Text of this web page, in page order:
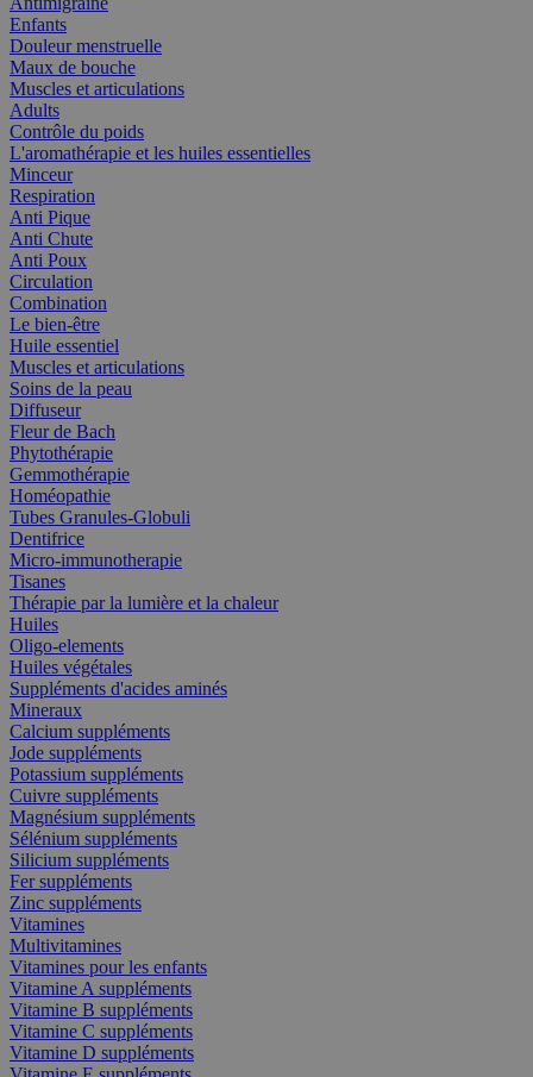
Enfants
Douleur menstruelle
Maux de bouche
Muscles et articulations
Adults
Contrôle du poids
L'aromathérapie et les huiles essentielles
Minceur
Respiration
Anti Pique
Anti Chute
Anti Poux
Circulation
Combination
Le bien-être
Huile essentiel
Muscles et articulations
Soins de la peau
Diffuseur
Fleur de Bach
Phytothérapie
Gemmothérapie
Homéopathie
Tubes Granules-Globuli
Dentifrice
Micro-immunotherapie
Tisanes
Thérapie par la lumière et la chaleur
Huiles
Oligo-elements
Huiles végétales
Suppléments d'acides aminés
Mineraux
Calcium suppléments
Jode suppléments
Potassium suppléments
Cuivre suppléments
Magnésium suppléments
Sélénium suppléments
Silicium suppléments
Fer suppléments
Zinc suppléments
Vitamines
Multivitamines
Vitamines pour les enfants
Vitamine A suppléments
Vitamine B suppléments
Vitamine C suppléments
Vitamine D suppléments